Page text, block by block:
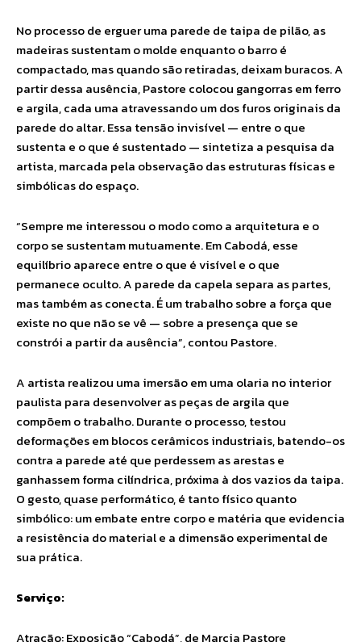
No processo de erguer uma parede de taipa de pilão, as
madeiras sustentam o molde enquanto o barro é
compactado, mas quando são retiradas, deixam buracos. A
partir dessa ausência, Pastore colocou gangorras em ferro
e argila, cada uma atravessando um dos furos originais da
parede do altar. Essa tensão invisível — entre o que
sustenta e o que é sustentado — sintetiza a pesquisa da
artista, marcada pela observação das estruturas físicas e
simbólicas do espaço.
“Sempre me interessou o modo como a arquitetura e o
corpo se sustentam mutuamente. Em Cabodá, esse
equilíbrio aparece entre o que é visível e o que
permanece oculto. A parede da capela separa as partes,
mas também as conecta. É um trabalho sobre a força que
existe no que não se vê — sobre a presença que se
constrói a partir da ausência”, contou Pastore.
A artista realizou uma imersão em uma olaria no interior
paulista para desenvolver as peças de argila que
compõem o trabalho. Durante o processo, testou
deformações em blocos cerâmicos industriais, batendo-os
contra a parede até que perdessem as arestas e
ganhassem forma cilíndrica, próxima à dos vazios da taipa.
O gesto, quase performático, é tanto físico quanto
simbólico: um embate entre corpo e matéria que evidencia
a resistência do material e a dimensão experimental de
sua prática.
Serviço:
Atração: Exposição “Cabodá”, de Marcia Pastore